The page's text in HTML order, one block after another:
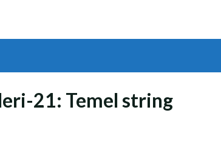
21: Temel string